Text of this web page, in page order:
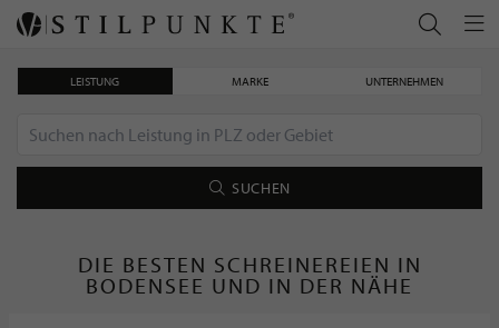
LEISTUNG MARKE UNTERNEHMEN
SUCHEN
DIE BESTEN SCHREINEREIEN IN
BODENSEE UND IN DER NÄHE